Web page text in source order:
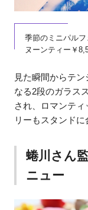
季節のミニパル
ヌーンティー￥
見た瞬間からテ
なる2段のガラス
され、ロマンテ
リーもスタンドに
蜷川さん
ニュー